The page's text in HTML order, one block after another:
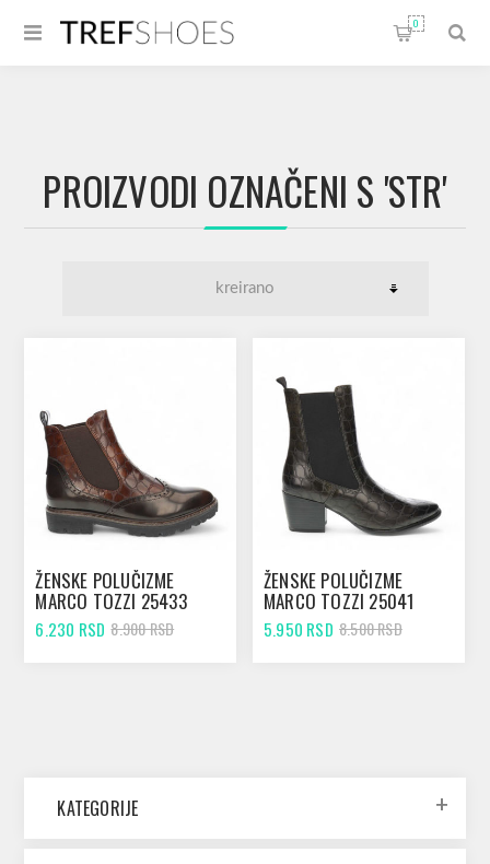
0
PROIZVODI OZNAČENI S 'STR'
ŽENSKE POLUČIZME
MARCO TOZZI 25433
COGNAC STR. COMB
6.230 RSD 8.900 RSD
ŽENSKE POLUČIZME
MARCO TOZZI 25041
KHAKI STR.
5.950 RSD 8.500 RSD
KATEGORIJE